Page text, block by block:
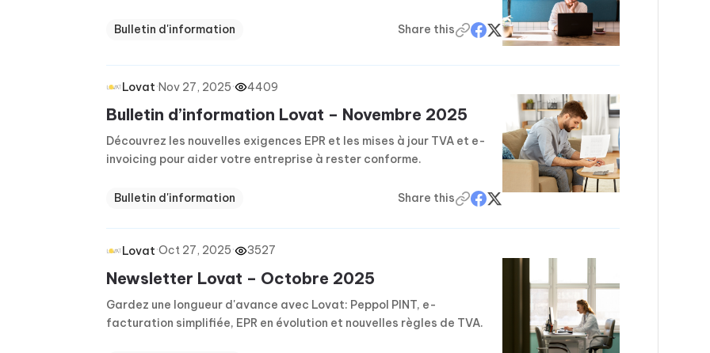
Bulletin d'information Share this
Lovat·Nov 27, 2025· 4409
Bulletin d’information Lovat – Novembre 2025
Découvrez les nouvelles exigences EPR et les mises à jour TVA et e-
invoicing pour aider votre entreprise à rester conforme.
Bulletin d'information Share this
Lovat·Oct 27, 2025· 3527
Newsletter Lovat – Octobre 2025
Gardez une longueur d'avance avec Lovat: Peppol PINT, e-
facturation simplifiée, EPR en évolution et nouvelles règles de TVA.